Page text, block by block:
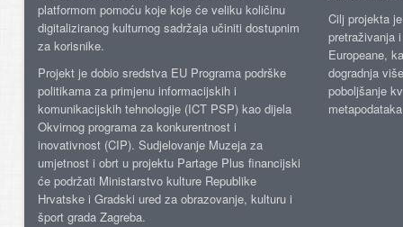
platformom pomoću koje koje će veliku količinu
digitaliziranog kulturnog sadržaja učiniti dostupnim
za korisnike.
Projekt je dobio sredstva EU Programa podrške
politikama za primjenu informacijskih i
komunikacijskih tehnologije (ICT PSP) kao dijela
Okvirnog programa za konkurentnost i
inovativnost (CIP). Sudjelovanje Muzeja za
umjetnost i obrt u projektu Partage Plus financijski
će podržati Ministarstvo kulture Republike
Hrvatske i Gradski ured za obrazovanje, kulturu i
šport grada Zagreba.
Cilj projekta
pretraživanja
Europeane,
dogradnja
poboljšanje